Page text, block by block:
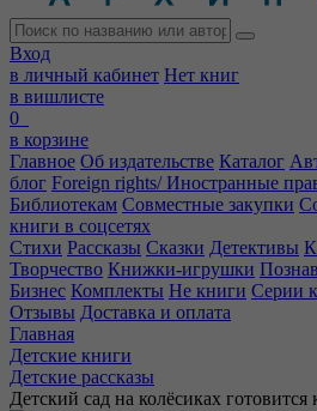
Вход
в личный кабинет Нет книг
в вишлисте
0
в корзине
Главное Об издательстве Каталог
блог Foreign rights/ Иностранные
Библиотекам Совместные закупки
книги в соцсетях
Стихи Рассказы Сказки Детективы
Творчество Книжки-игрушки
Бизнес Комплекты Не книги Серии
Отзывы Доставка и оплата
Главная
Детские книги
Детские рассказы
Детский сад на колёсиках готовится